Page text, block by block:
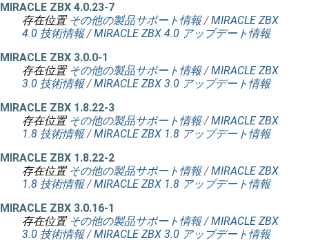
MIRACLE ZBX 4.0.23-7
存在位置 その他の製品サポート情報 /MIRACLE ZBX
4.0 技術情報 /MIRACLE ZBX 4.0 アップデート情報
MIRACLE ZBX 3.0.0-1
存在位置 その他の製品サポート情報 /MIRACLE ZBX
3.0 技術情報 /MIRACLE ZBX 3.0 アップデート情報
MIRACLE ZBX 1.8.22-3
存在位置 その他の製品サポート情報 /MIRACLE ZBX
1.8 技術情報 /MIRACLE ZBX 1.8 アップデート情報
MIRACLE ZBX 1.8.22-2
存在位置 その他の製品サポート情報 /MIRACLE ZBX
1.8 技術情報 /MIRACLE ZBX 1.8 アップデート情報
MIRACLE ZBX 3.0.16-1
存在位置 その他の製品サポート情報 /MIRACLE ZBX
3.0 技術情報 /MIRACLE ZBX 3.0 アップデート情報